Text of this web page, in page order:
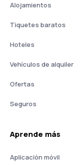
Alojamientos
Tiquetes baratos
Hoteles
Vehículos de alquiler
Ofertas
Seguros
Aprende más
Aplicación móvil